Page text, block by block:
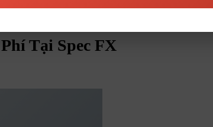
Tại Spec FX